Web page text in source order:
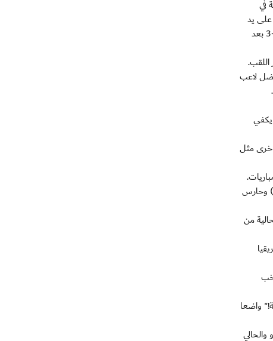
في
الترجيح، وخرج من نصف النهائي عام 2008 في غانا على يد
مصر بالذات 1-4 قبل ان يحل رابعا بخسارته امام البلد المضيف، ومن الدور ربع النهائي في النسخة الاخيرة في انغولا بسقوطه امام الجزائر 2-3 بعد
لاعب
يكفي
اخرى مثل
هي الفرصة الاخيرة لمعانقة اللقب خصوصا القائد ديدييه دروغبا (33 عاما) وحارس
من
بها المنتخب
واضعا